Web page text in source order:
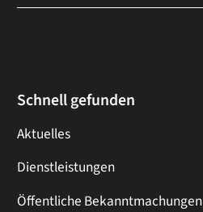
Schnell gefunden
Aktuelles
Dienstleistungen
Öffentliche Bekanntmachungen